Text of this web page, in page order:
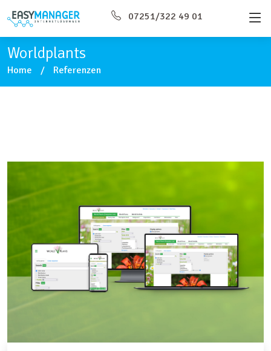
07251/322 49 01
Worldplants
Home Referenzen